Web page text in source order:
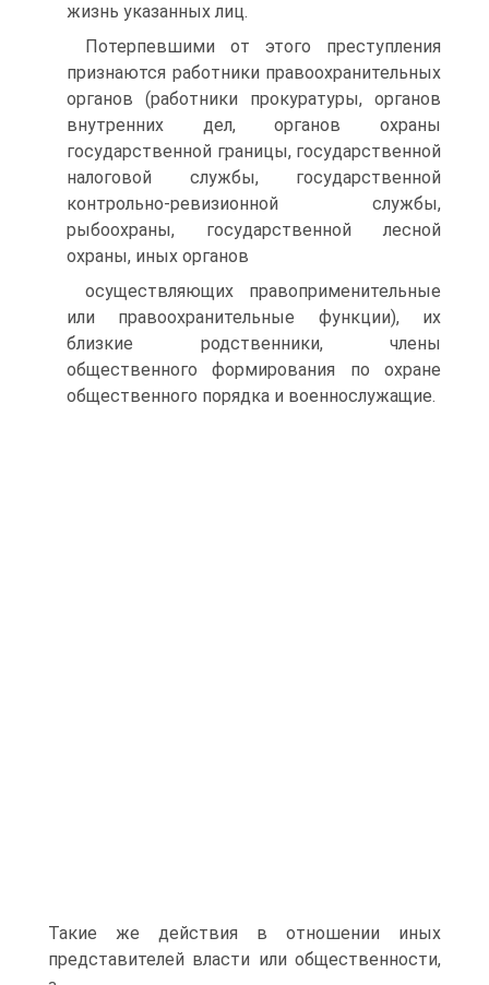
жизнь указанных лиц.
Потерпевшими от этого преступления
признаются работники правоохранительных
органов (работники прокуратуры, органов
внутренних дел, органов охраны
государственной границы, государственной
налоговой службы, государственной
контрольно-ревизионной службы,
рыбоохраны, государственной лесной
охраны, иных органов
осуществляющих правоприменительные
или правоохранительные функции), их
близкие родственники, члены
общественного формирования по охране
общественного порядка и военнослужащие.
Такие же действия в отношении иных
представителей власти или общественности,